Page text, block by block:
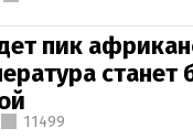
пик
станет
11499